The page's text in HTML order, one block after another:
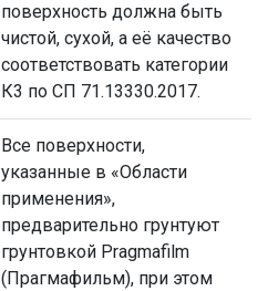
поверхность должна быть
чистой, сухой, а её качество
соответствовать категории
К3 по СП 71.13330.2017.
Все поверхности,
указанные в «Области
применения»,
предварительно грунтуют
грунтовкой Pragmafilm
(Прагмафильм), при этом